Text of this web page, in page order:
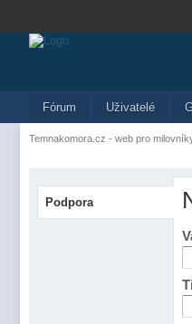
Fórum Uživatelé
Temnakomora.cz - web pro
Podpora